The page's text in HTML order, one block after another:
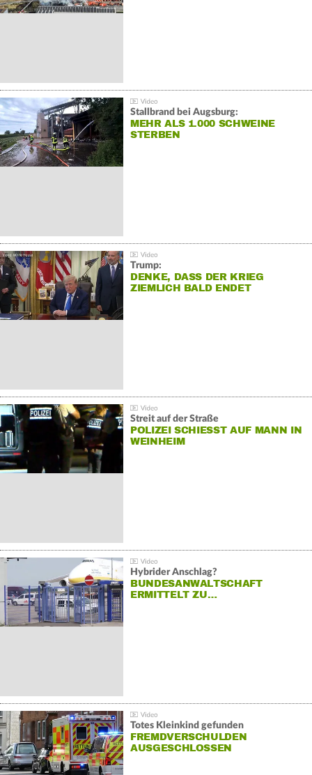
Stallbrand bei Augsburg:
MEHR ALS 1.000 SCHWEINE
STERBEN
Trump:
DENKE, DASS DER KRIEG
ZIEMLICH BALD ENDET
Streit auf der Straße
POLIZEI SCHIESST AUF MANN IN W
EINHEIM
Hybrider Anschlag?
BUNDESANWALTSCHAFT
ERMITTELT ZU…
Totes Kleinkind gefunden
FREMDVERSCHULDEN
AUSGESCHLOSSEN